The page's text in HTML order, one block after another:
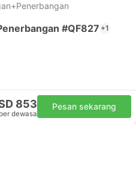
#QF827 +1
853
per dewasa
Pesan sekarang